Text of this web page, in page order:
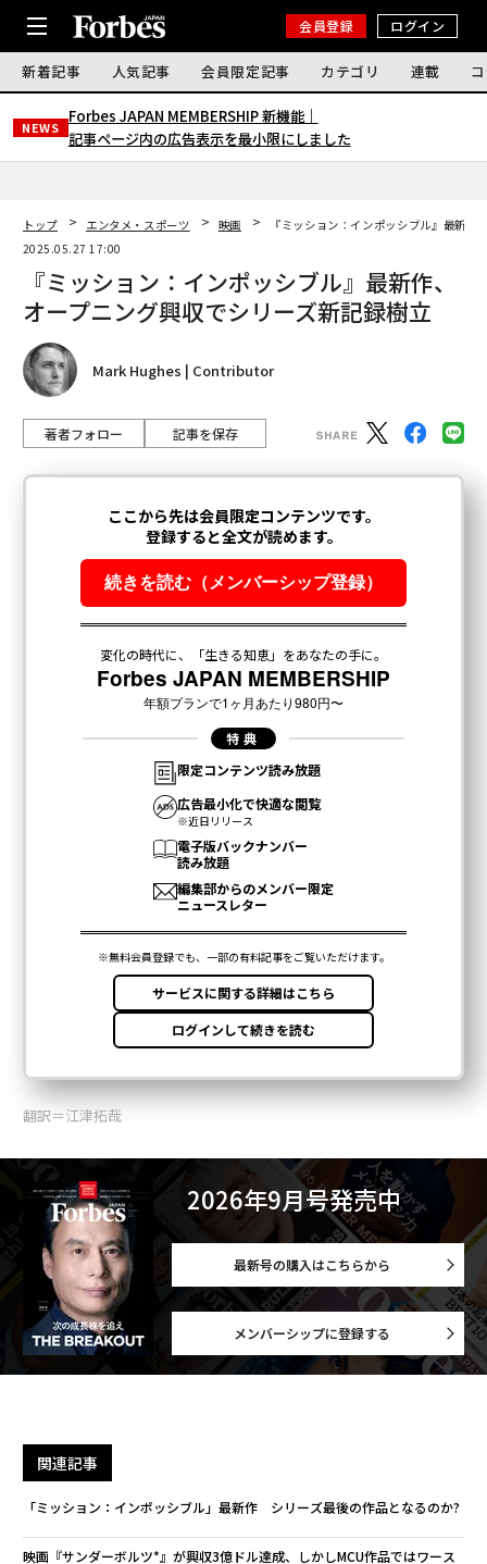
会員登録 ログイン
新着記事 人気記事 会員限定記事 カテゴリ 連載
NEWS
Forbes JAPAN MEMBERSHIP 新機能｜
記事ページ内の広告表示を最小限にしました
トップ エンタメ・スポーツ 映画
『ミッション：インポッシブル』最新
2025.05.27 17:00
『ミッション：インポッシブル』最新作、
オープニング興収でシリーズ新記録樹立
Mark Hughes | Contributor
著者フォロー 記事を保存
翻訳＝江津拓哉
2026年9月号発売中
最新号の購入はこちらから
メンバーシップに登録する
関連記事
「ミッション：インポッシブル」最新作 シリーズ最後の作品となるのか?
映画『サンダーボルツ*』が興収3億ドル達成、しかしMCU作品ではワース